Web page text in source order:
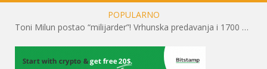
POPULARNO
Toni Milun postao “milijarder”! Vrhunska predavanja i 1700 posjetitelja obilježili su mjesec financijske pismenosti